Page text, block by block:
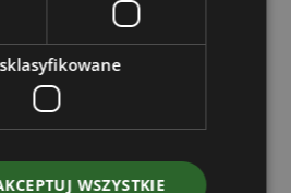
(informacji handlowych i newsletter) za
poczty elektronicznej oraz innych form
Medien Sp. z o.o. oraz jej
danych osobowych
w celu automatyzacji działań
WSZYSTKIE